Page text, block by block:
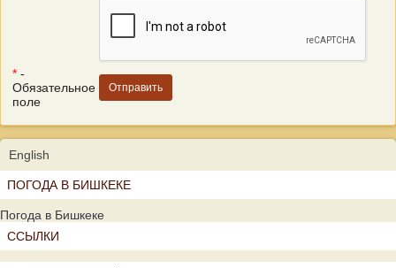
* -
Обязательное
поле
English
ПОГОДА В БИШКЕКЕ
Погода в Бишкеке
ССЫЛКИ